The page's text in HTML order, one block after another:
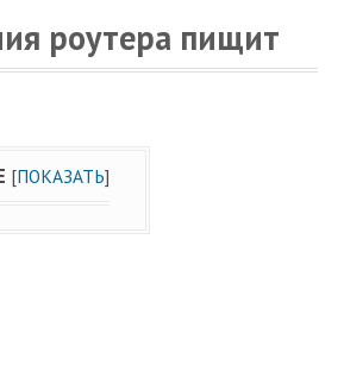
роутера пищит
[ПОКАЗАТЬ]